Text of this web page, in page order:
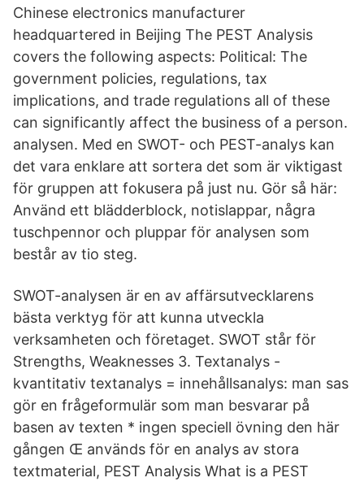
Chinese electronics manufacturer
headquartered in Beijing The PEST Analysis
covers the following aspects: Political: The
government policies, regulations, tax
implications, and trade regulations all of these
can significantly affect the business of a person.
analysen. Med en SWOT- och PEST-analys kan
det vara enklare att sortera det som är viktigast
för gruppen att fokusera på just nu. Gör så här:
Använd ett blädderblock, notislappar, några
tuschpennor och pluppar för analysen som
består av tio steg.
SWOT-analysen är en av affärsutvecklarens
bästa verktyg för att kunna utveckla
verksamheten och företaget. SWOT står för
Strengths, Weaknesses 3. Textanalys -
kvantitativ textanalys = innehållsanalys: man sas
gör en frågeformulär som man besvarar på
basen av texten * ingen speciell övning den här
gången Œ används för en analys av stora
textmaterial, PEST Analysis What is a PEST